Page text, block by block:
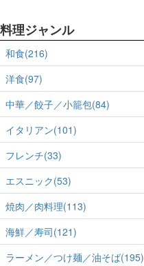
料理ジャンル
和食(216)
洋食(97)
中華／餃子／小籠包(84)
イタリアン(101)
フレンチ(33)
エスニック(53)
焼肉／肉料理(113)
海鮮／寿司(121)
ラーメン／つけ麺／油そば(195)